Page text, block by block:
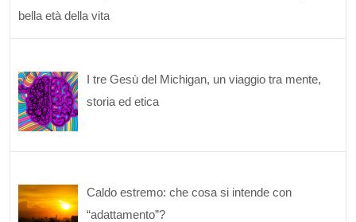
bella età della vita
I tre Gesù del Michigan, un viaggio tra mente,
storia ed etica
Caldo estremo: che cosa si intende con
“adattamento”?